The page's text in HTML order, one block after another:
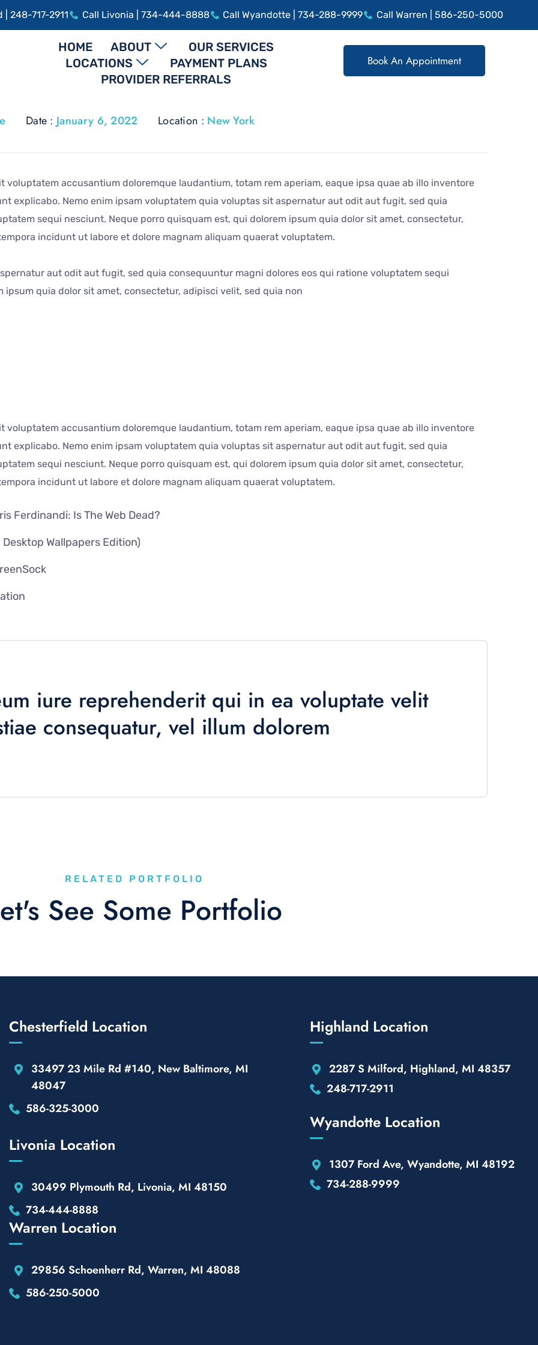
248-717-2911 Call Livonia | 734-444-8888 Call Wyandotte | 734-288-9999 Call Warren | 586-250-5000
HOME ABOUT
OUR SERVICES
LOCATIONS
PAYMENT PLANS
PROVIDER REFERRALS
Book An Appointment
Date : January 6, 2022 Location : New York
voluptatem accusantium doloremque laudantium, totam rem aperiam, eaque ipsa quae ab illo inventore
explicabo. Nemo enim ipsam voluptatem quia voluptas sit aspernatur aut odit aut fugit, sed quia
sequi nesciunt. Neque porro quisquam est, qui dolorem ipsum quia dolor sit amet, consectetur,
incidunt ut labore et dolore magnam aliquam quaerat voluptatem.
aut odit aut fugit, sed quia consequuntur magni dolores eos qui ratione voluptatem sequi
quia dolor sit amet, consectetur, adipisci velit, sed quia non
voluptatem accusantium doloremque laudantium, totam rem aperiam, eaque ipsa quae ab illo inventore
explicabo. Nemo enim ipsam voluptatem quia voluptas sit aspernatur aut odit aut fugit, sed quia
sequi nesciunt. Neque porro quisquam est, qui dolorem ipsum quia dolor sit amet, consectetur,
incidunt ut labore et dolore magnam aliquam quaerat voluptatem.
Ferdinandi: Is The Web Dead?
Wallpapers Edition)
iure reprehenderit qui in ea voluptate velit
consequatur, vel illum dolorem
RELATED PORTFOLIO
See Some Portfolio
Chesterfield Location
33497 23 Mile Rd #140, New Baltimore, MI
48047
586-325-3000
Livonia Location
30499 Plymouth Rd, Livonia, MI 48150
734-444-8888
Warren Location
29856 Schoenherr Rd, Warren, MI 48088
586-250-5000
Highland Location
2287 S Milford, Highland, MI 48357
248-717-2911
Wyandotte Location
1307 Ford Ave, Wyandotte, MI 48192
734-288-9999